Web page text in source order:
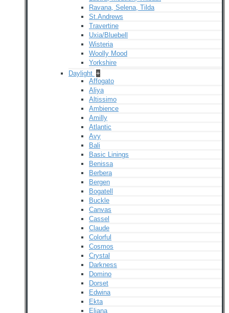
Ravana, Selena, Tilda
St.Andrews
Travertine
Uxia/Bluebell
Wisteria
Woolly Mood
Yorkshire
Daylight +
Affogato
Aliya
Altissimo
Ambience
Amilly
Atlantic
Avy
Bali
Basic Linings
Benissa
Berbera
Bergen
Bogatell
Buckle
Canvas
Cassel
Claude
Colorful
Cosmos
Crystal
Darkness
Domino
Dorset
Edwina
Ekta
Eliana